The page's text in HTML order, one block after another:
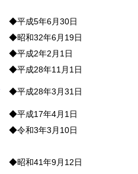
◆平成5年6月30日
◆昭和32年6月19日
◆平成2年2月1日
◆平成28年11月1日
◆平成28年3月31日
◆平成17年4月1日
◆令和3年3月10日
◆昭和41年9月12日